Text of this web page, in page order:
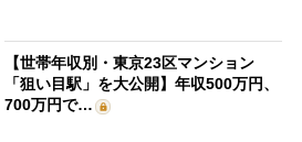
【世帯年収別・東京23区マンション
「狙い目駅」を大公開】年収500万円、
700万円で…